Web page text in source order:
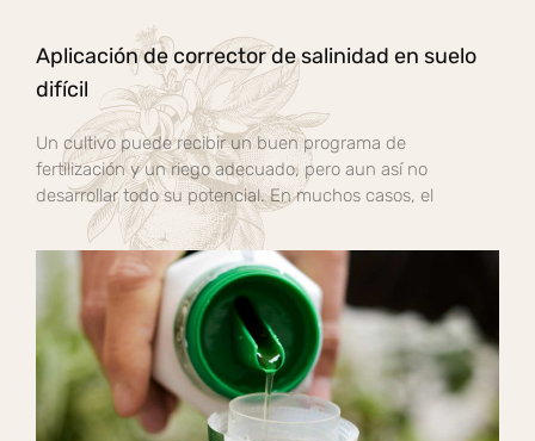
Aplicación de corrector de salinidad en suelo
difícil
Un cultivo puede recibir un buen programa de
fertilización y un riego adecuado, pero aun así no
desarrollar todo su potencial. En muchos casos, el